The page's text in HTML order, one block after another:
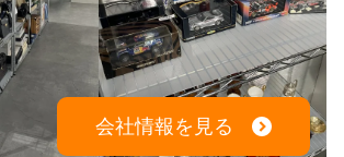
会社情報を見る